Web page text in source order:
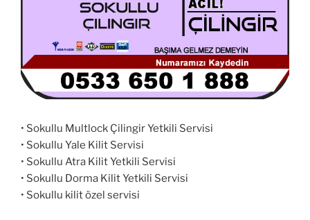
• Sokullu Multlock Çilingir Yetkili Servisi
• Sokullu Yale Kilit Servisi
• Sokullu Atra Kilit Yetkili Servisi
• Sokullu Dorma Kilit Yetkili Servisi
• Sokullu kilit özel servisi